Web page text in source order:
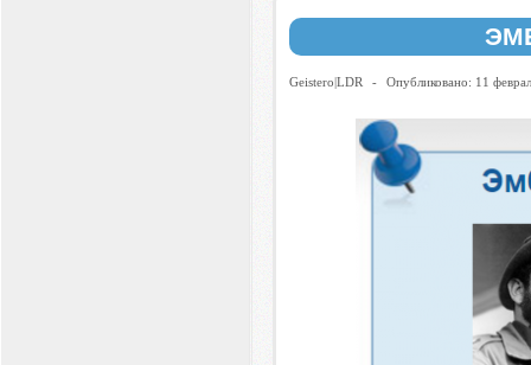
Geistero|LDR - Опубликовано: 11